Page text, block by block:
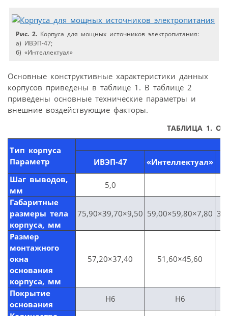
Рис. 2. Корпуса для мощных источников электропитания:
а) ИВЭП-47;
б) «Интеллектуал»
Основные конструктивные характеристики данных
корпусов приведены в таблице 1. В таблице 2
приведены основные технические параметры и
внешние воздействующие факторы.
ТАБЛИЦА 1.
Тип корпуса
Параметр
ИВЭП-47
«Интеллектуал»
Шаг выводов,
мм
5,0
Габаритные
размеры тела
корпуса, мм
75,90×39,70×9,50 59,00×59,80×7,80
Размер
монтажного
окна
основания
корпуса, мм
57,20×37,40 51,60×45,60
Покрытие
основания
Н6 Н6